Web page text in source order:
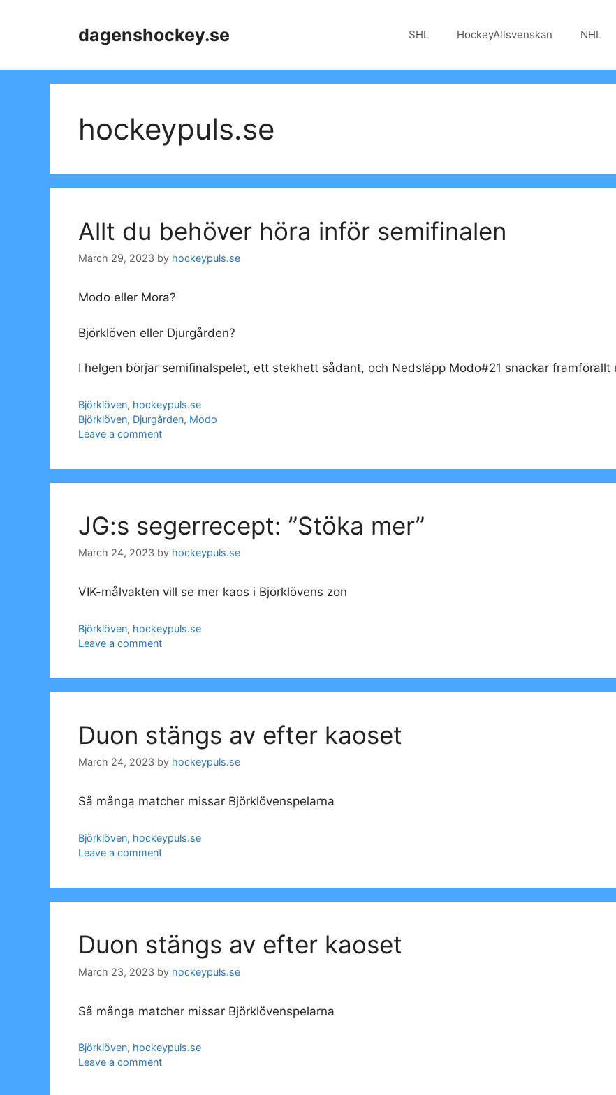
dagenshockey.se SHL HockeyAllsvenskan NHL
hockeypuls.se
Allt du behöver höra inför semifinalen
March 29, 2023 by hockeypuls.se
Modo eller Mora?
Björklöven eller Djurgården?
I helgen börjar semifinalspelet, ett stekhett sådant, och Nedsläpp Modo#21 snackar framförallt
Categories
Björklöven, hockeypuls.se
Tags
Björklöven, Djurgården, Modo
Leave a comment
JG:s segerrecept: ”Stöka mer”
March 24, 2023 by hockeypuls.se
VIK-målvakten vill se mer kaos i Björklövens zon
Categories
Björklöven, hockeypuls.se
Leave a comment
Duon stängs av efter kaoset
March 24, 2023 by hockeypuls.se
Så många matcher missar Björklövenspelarna
Categories
Björklöven, hockeypuls.se
Leave a comment
Duon stängs av efter kaoset
March 23, 2023 by hockeypuls.se
Så många matcher missar Björklövenspelarna
Categories
Björklöven, hockeypuls.se
Leave a comment